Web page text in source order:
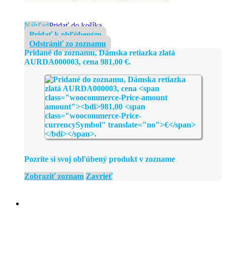
NáhľadPridať do košíka
Pridať k obľúbeným
Odstrániť zo zoznamu
Pridané do zoznamu, Dámska retiazka zlatá
AURDA000003, cena 981,00 €.
Pozrite si svoj obľúbený produkt v zozname
Zobraziť zoznam Zavrieť